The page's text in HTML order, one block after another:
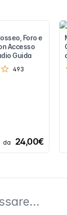
Foro e
Accesso
Guida
493
da 24,00€